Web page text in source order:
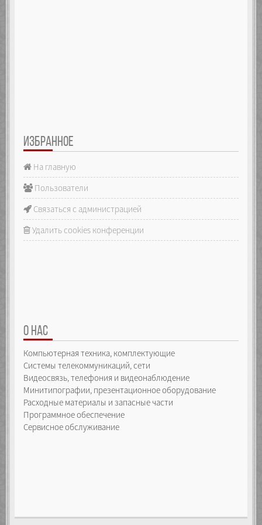
ИЗБРАННОЕ
На главную
Пользователи
Связаться с администрацией
Удалить cookies конференции
О НАС
Компьютерная техника, комплектующие
Системы телекоммуникаций, сети
Видеосвязь, телефония и видеонаблюдение
Минитипографии, презентационное оборудование
Расходные материалы и запасные части
Программное обеспечение
Сервисное обслуживание